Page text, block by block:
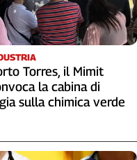
Torres, il Mimit
la cabina di
sulla chimica verde